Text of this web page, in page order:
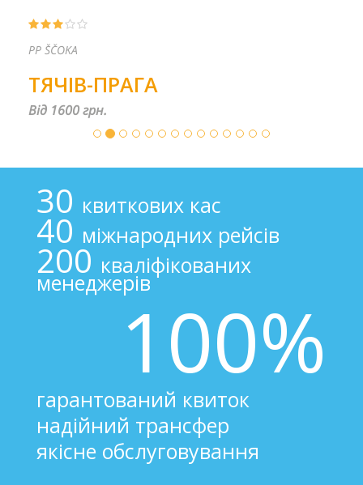
PP ŠČOKA
ТЯЧІВ-ПРАГА
Від 1600 грн.
30 квиткових кас
40 міжнародних рейсів
200 кваліфікованих
менеджерів
100%
гарантований квиток
надійний трансфер
якісне обслуговування